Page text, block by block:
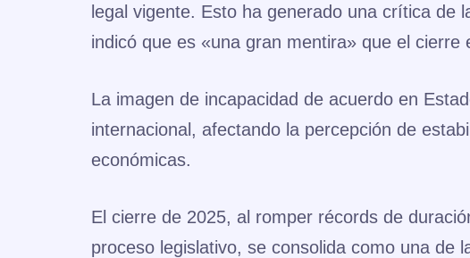
legal vigente. Esto ha generado una crítica de
indicó que es «una gran mentira» que el
La imagen de incapacidad de acuerdo en
internacional, afectando la percepción de
económicas.
El cierre de 2025, al romper récords de
proceso legislativo, se consolida como una de